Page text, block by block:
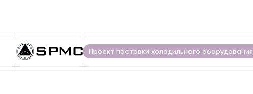
Проект поставки холодильного оборудования